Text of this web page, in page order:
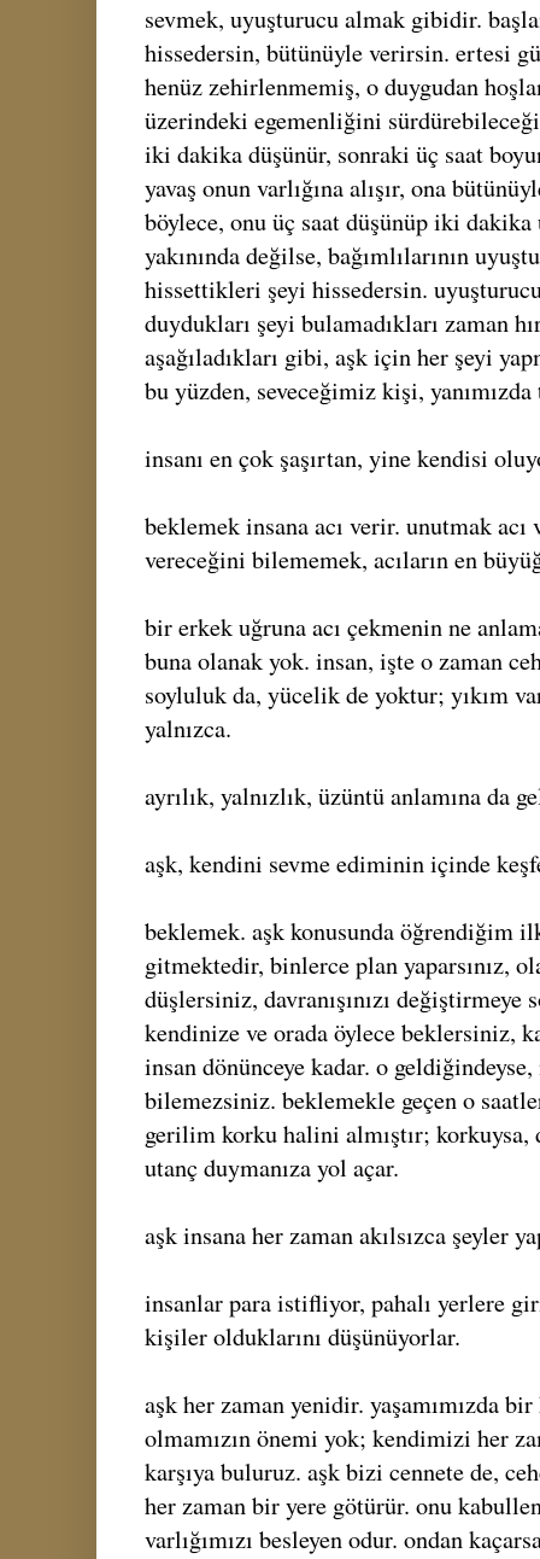
sevmek, uyuşturucu almak gibidir.
hissedersin, bütünüyle verirsin. ertesi
henüz zehirlenmemiş, o duygudan
üzerindeki egemenliğini
iki dakika düşünür, sonraki üç saat
yavaş onun varlığına alışır, ona
böylece, onu üç saat düşünüp iki dakika
yakınında değilse, bağımlılarının
hissettikleri şeyi hissedersin. uyuşturucu
duydukları şeyi bulamadıkları zaman
aşağıladıkları gibi, aşk için her şeyi
bu yüzden, seveceğimiz kişi,
insanı en çok şaşırtan, yine kendisi
beklemek insana acı verir. unutmak acı
vereceğini bilememek, acıların en
bir erkek uğruna acı çekmenin ne
buna olanak yok. insan, işte o zaman
soyluluk da, yücelik de yoktur; yıkım
yalnızca.
ayrılık, yalnızlık, üzüntü anlamına da
aşk, kendini sevme ediminin içinde
beklemek. aşk konusunda öğrendiğim
gitmektedir, binlerce plan yaparsınız,
düşlersiniz, davranışınızı
kendinize ve orada öylece beklersiniz,
insan dönünceye kadar. o
bilemezsiniz. beklemekle geçen o
gerilim korku halini almıştır; korkuysa,
utanç duymanıza yol açar.
aşk insana her zaman akılsızca şeyler
insanlar para istifliyor, pahalı yerlere
kişiler olduklarını düşünüyorlar.
aşk her zaman yenidir. yaşamımızda
olmamızın önemi yok; kendimizi her
karşıya buluruz. aşk bizi cennete de,
her zaman bir yere götürür. onu
varlığımızı besleyen odur. ondan